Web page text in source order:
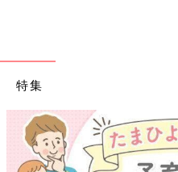
特集